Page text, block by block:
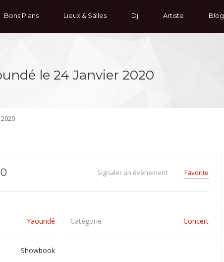
Bons Plans Lieux & Salles Dj Artiste Blog
le 24 Janvier 2020
Signaler un évènement Favorite
Yaoundé Catégorie Concert
Showbook